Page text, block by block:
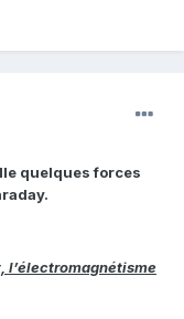
quelques forces
l’électromagnétisme